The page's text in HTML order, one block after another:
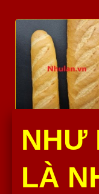
BAGET LỚN
Baget Lớn Như Lan
nguyên liệu đều được
từ những nhà...
20,000 Đ
NHƯ
LÀ